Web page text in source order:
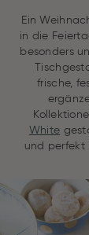
Ein
in die
besonders
frische,
White
und perfekt